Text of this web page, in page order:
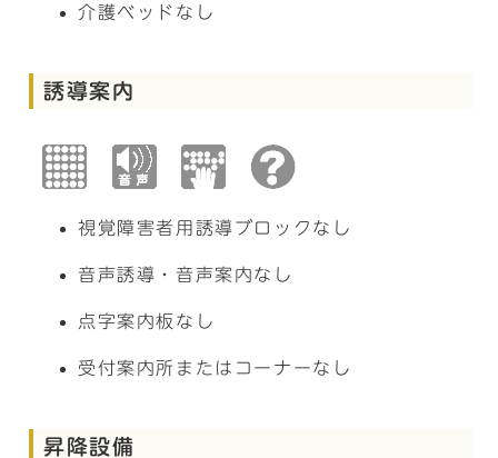
介護ベッドなし
誘導案内
視覚障害者用誘導ブロックなし
音声誘導・音声案内なし
点字案内板なし
受付案内所またはコーナーなし
昇降設備